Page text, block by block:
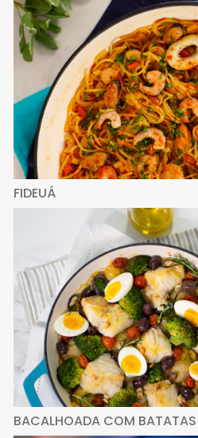
FIDEUÁ
BACALHOADA COM